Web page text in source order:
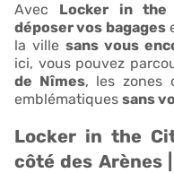
Avec Locker in the
déposer vos bagages
la ville sans vous
ici, vous pouvez
de Nîmes, les zones
emblématiques sans
Locker in the
côté des Arènes |